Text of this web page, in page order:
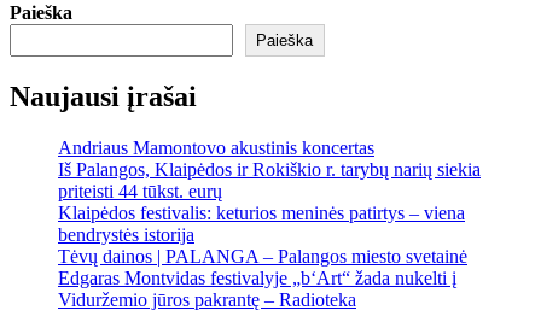
Paieška
Paieška
Naujausi įrašai
Andriaus Mamontovo akustinis koncertas
Iš Palangos, Klaipėdos ir Rokiškio r. tarybų narių siekia
priteisti 44 tūkst. eurų
Klaipėdos festivalis: keturios meninės patirtys – viena
bendrystės istorija
Tėvų dainos | PALANGA – Palangos miesto svetainė
Edgaras Montvidas festivalyje „b‘Art“ žada nukelti į
Viduržemio jūros pakrantę – Radioteka